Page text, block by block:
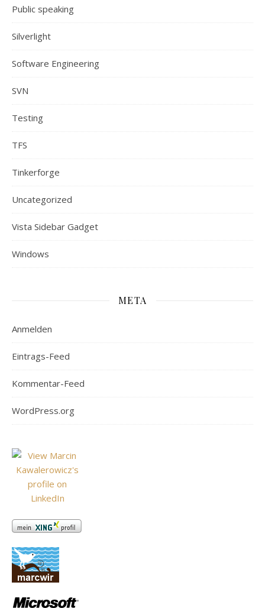
Public speaking
Silverlight
Software Engineering
SVN
Testing
TFS
Tinkerforge
Uncategorized
Vista Sidebar Gadget
Windows
META
Anmelden
Eintrags-Feed
Kommentar-Feed
WordPress.org